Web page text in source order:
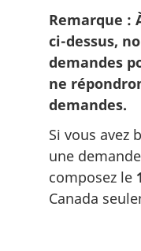
Remarque :
ci-dessus,
demandes
ne
demandes.
Si vous avez
une
composez le
Canada